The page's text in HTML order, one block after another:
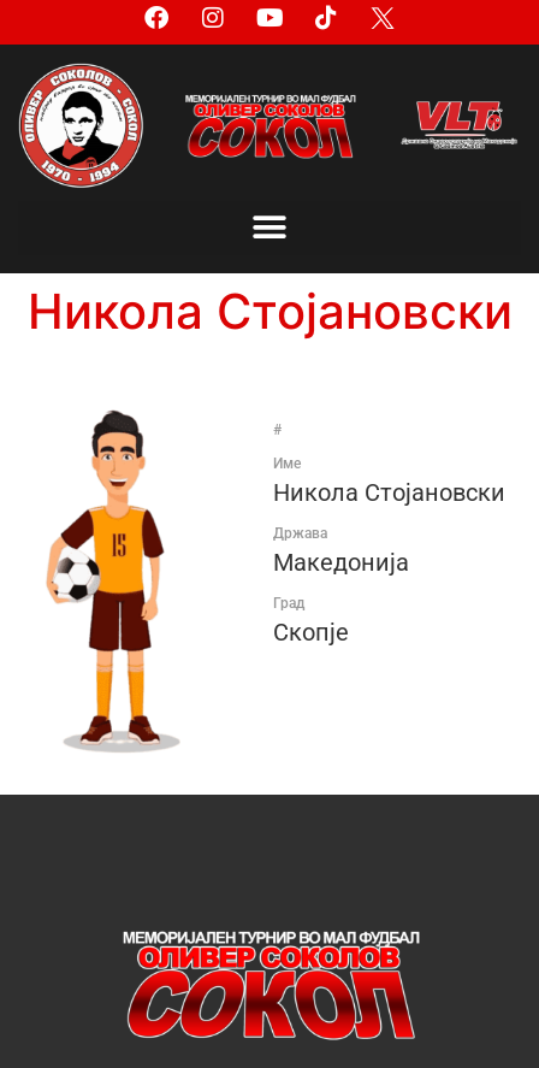
Никола Стојановски
#
Име
Никола Стојановски
Држава
Македонија
Град
Скопје